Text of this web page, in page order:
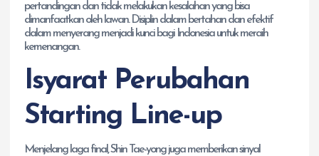
pertandingan dan tidak melakukan kesalahan yang bisa
dimanfaatkan oleh lawan. Disiplin dalam bertahan dan efektif
dalam menyerang menjadi kunci bagi Indonesia untuk meraih
kemenangan.
Isyarat Perubahan
Starting Line-up
Menjelang laga final, Shin Tae-yong juga memberikan sinyal